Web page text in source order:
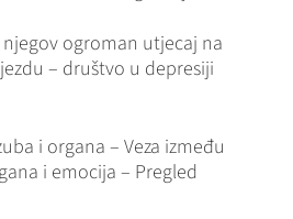
ogroman utjecaj na
– društvo u depresiji
i organa – Veza između
i emocija – Pregled